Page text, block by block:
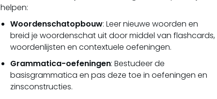
helpen:
Woordenschatopbouw: Leer nieuwe woorden en
breid je woordenschat uit door middel van flashcards,
woordenlijsten en contextuele oefeningen.
Grammatica-oefeningen: Bestudeer de
basisgrammatica en pas deze toe in oefeningen en
zinsconstructies.